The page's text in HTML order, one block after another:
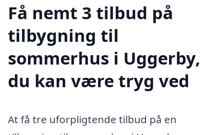
Få nemt 3 tilbud på
tilbygning til
sommerhus i Uggerby,
du kan være tryg ved
At få tre uforpligtende tilbud på en